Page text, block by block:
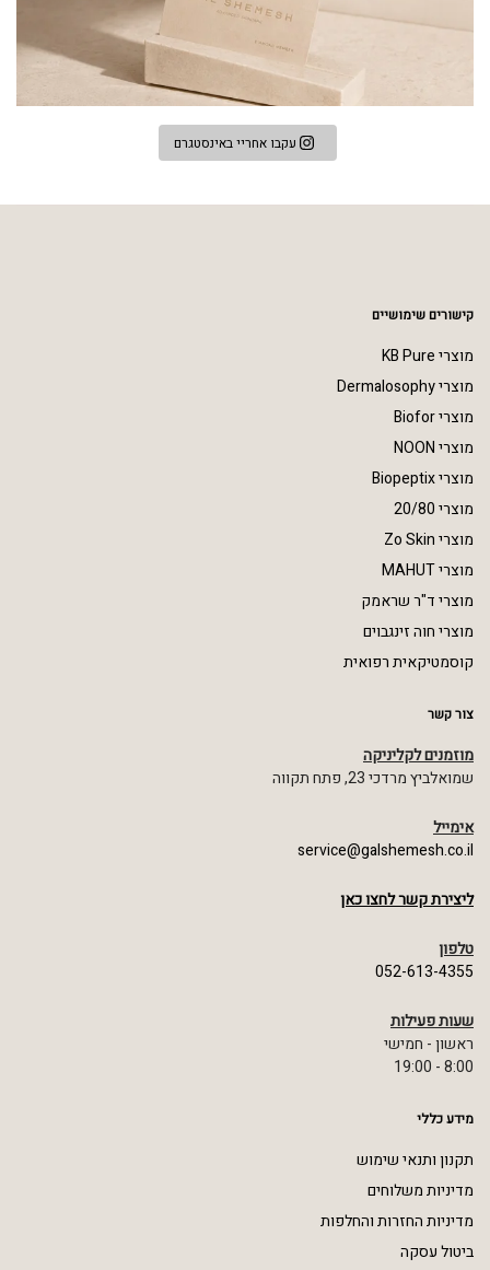
עקבו אחריי באינסטגרם
קישורים שימושיים
מוצרי KB Pure
מוצרי Dermalosophy
מוצרי Biofor
מוצרי NOON
מוצרי Biopeptix
מוצרי 20/80
מוצרי Zo Skin
מוצרי MAHUT
מוצרי ד"ר שראמק
מוצרי חוה זינגבוים
קוסמטיקאית רפואית
צור קשר
מוזמנים לקליניקה
שמואלביץ מרדכי 23, פתח תקווה
אימייל
service@galshemesh.co.il
ליצירת קשר לחצו כאן
טלפון
052-613-4355
שעות פעילות
ראשון - חמישי
8:00 - 19:00
מידע כללי
תקנון ותנאי שימוש
מדיניות משלוחים
מדיניות החזרות והחלפות
ביטול עסקה